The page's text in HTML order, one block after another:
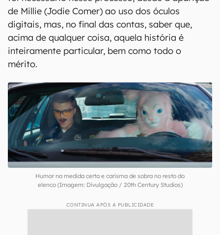
de Millie (Jodie Comer) ao uso dos óculos
digitais, mas, no final das contas, saber que,
acima de qualquer coisa, aquela história é
inteiramente particular, bem como todo o
mérito.
Humor na medida certa e carisma de sobra no resto do
elenco (Imagem: Divulgação / 20th Century Studios)
CONTINUA APÓS A PUBLICIDADE